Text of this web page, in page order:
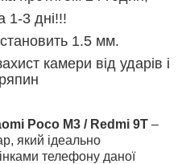
1-3 дні!!!
1.5 мм.
камери від ударів і
Poco M3 / Redmi 9T –
який ідеально
телефону даної